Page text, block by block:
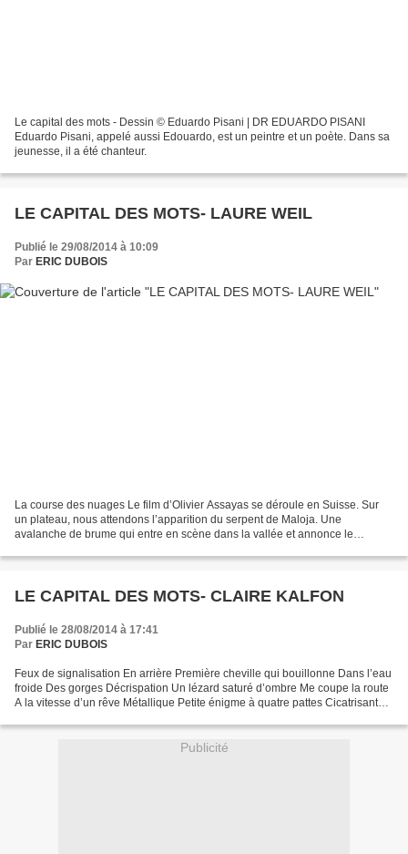
Le capital des mots - Dessin © Eduardo Pisani | DR EDUARDO PISANI
Eduardo Pisani, appelé aussi Edouardo, est un peintre et un poète. Dans sa
jeunesse, il a été chanteur.
LE CAPITAL DES MOTS- LAURE WEIL
Publié le 29/08/2014 à 10:09
Par ERIC DUBOIS
La course des nuages Le film d’Olivier Assayas se déroule en Suisse. Sur
un plateau, nous attendons l’apparition du serpent de Maloja. Une
avalanche de brume qui entre en scène dans la vallée et annonce le
LE CAPITAL DES MOTS- CLAIRE KALFON
Publié le 28/08/2014 à 17:41
Par ERIC DUBOIS
Feux de signalisation En arrière Première cheville qui bouillonne Dans l’eau
froide Des gorges Décrispation Un lézard saturé d’ombre Me coupe la route
A la vitesse d’un rêve Métallique Petite énigme à quatre pattes Cicatrisant
Publicité